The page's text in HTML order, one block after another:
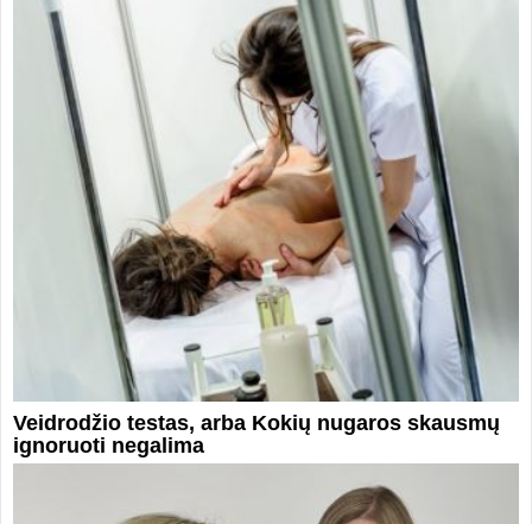
Veidrodžio testas, arba Kokių nugaros skausmų
ignoruoti negalima